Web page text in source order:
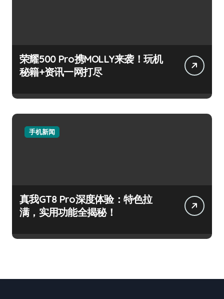
荣耀500 Pro携MOLLY来袭！玩机
秘籍+资讯一网打尽
手机新闻
真我GT8 Pro深度体验：特色拉
满，实用功能全揭秘！